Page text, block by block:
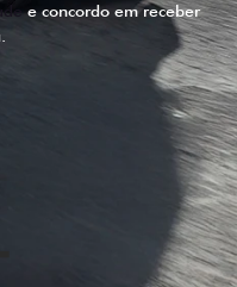
e concordo em receber